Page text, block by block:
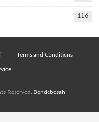
116
Terms and Conditions
Reserved. Bendebesah